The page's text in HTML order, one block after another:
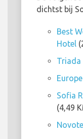
dichtst bij
Best
Hotel
Triada
Sofia
(4,49